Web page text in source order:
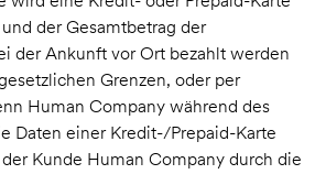
der Gesamtbetrag der
der Ankunft vor Ort bezahlt werden
Grenzen, oder per
Human Company während des
Daten einer Kredit-/Prepaid-Karte
Kunde Human Company durch die